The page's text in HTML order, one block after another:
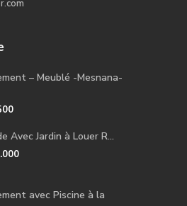
– Meublé -Mesnana-
Avec Jardin à Louer R...
avec Piscine à la